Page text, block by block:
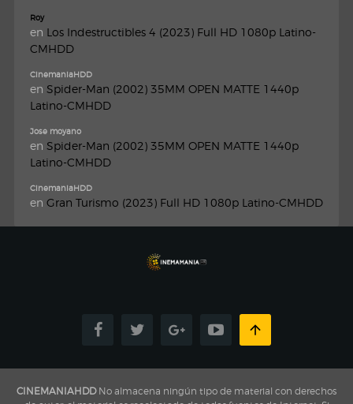
Roy
en Los Indestructibles 4 (2023) Full HD 1080p Latino-
CMHDD
CinemaniaHDD
en Spider-Man (2002) 35MM OPEN MATTE 1440p
Latino-CMHDD
Jose moyano
en Spider-Man (2002) 35MM OPEN MATTE 1440p
Latino-CMHDD
CinemaniaHDD
en Gran Turismo (2023) Full HD 1080p Latino-CMHDD
CINEMANIAHDDNo almacena ningún tipo de material con derechos